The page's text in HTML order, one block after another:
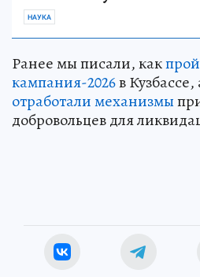
НАУКА
Ранее мы писали, как
кампания-2026в
отработали механизмы
добровольцев для